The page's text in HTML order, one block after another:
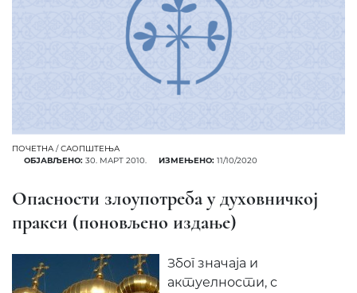
ПОЧЕТНА /САОПШТЕЊА
ОБЈАВЉЕНО: 30. МАРТ 2010. ИЗМЕЊЕНО: 11/10/2020
Опасности злоупотреба у духовничкој
пракси (поновљено издање)
Због значаја и
актуелности, с